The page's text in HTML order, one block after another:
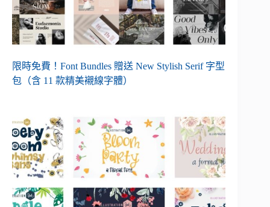
限時免費！Font Bundles 贈送 New Stylish Serif 字型
包（含 11 款精美襯線字體）